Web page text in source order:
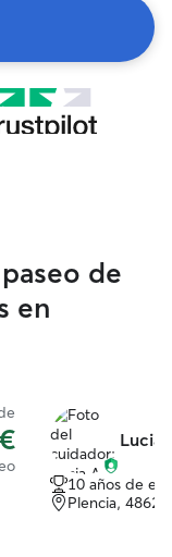
de
en
Lucia
10 años de
Plencia, 48620